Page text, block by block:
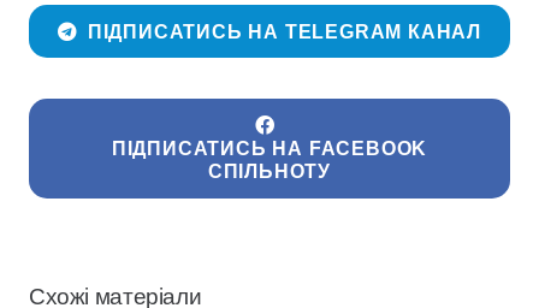
ПІДПИСАТИСЬ НА TELEGRAM КАНАЛ
ПІДПИСАТИСЬ НА FACEBOOK
СПІЛЬНОТУ
Схожі матеріали